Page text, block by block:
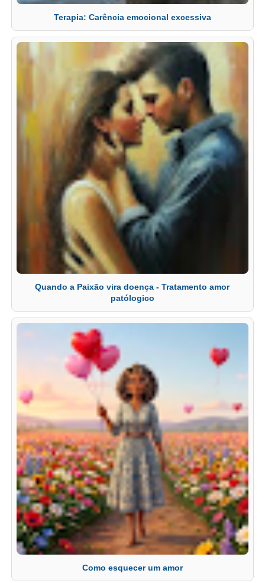
Terapia: Carência emocional excessiva
Quando a Paixão vira doença - Tratamento amor
patólogico
Como esquecer um amor